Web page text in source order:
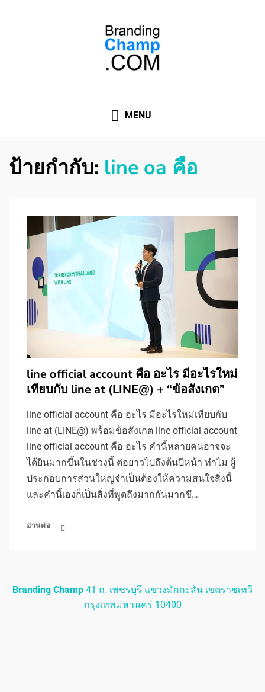
MENU
ป้ายกำกับ: line oa คือ
line official account คือ อะไร มีอะไรใหม่
เทียบกับ line at (LINE@) + “ข้อสังเกต”
line official account คือ อะไร มีอะไรใหม่เทียบกับ
line at (LINE@) พร้อมข้อสังเกต line official account
line official account คือ อะไร คำนี้หลายคนอาจจะ
ได้ยินมากขึ้นในช่วงนี้ ต่อยาวไปถึงต้นปีหน้า ทำไม ผู้
ประกอบการส่วนใหญ่จำเป็นต้องให้ความสนใจสิ่งนี้
และคำนี้เองก็เป็นสิ่งที่พูดถึงมากกันมากขึ…
อ่านต่อ
Branding Champ 41 ถ. เพชรบุรี แขวงมักกะสัน เขตราชเทวี
กรุงเทพมหานคร 10400